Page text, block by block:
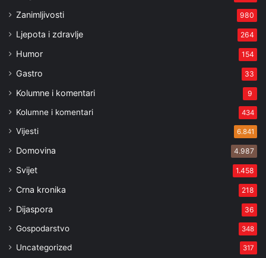
Zanimljivosti 980
Ljepota i zdravlje 264
Humor 154
Gastro 33
Kolumne i komentari 9
Kolumne i komentari 434
Vijesti 6.841
Domovina 4.987
Svijet 1.458
Crna kronika 218
Dijaspora 36
Gospodarstvo 348
Uncategorized 317